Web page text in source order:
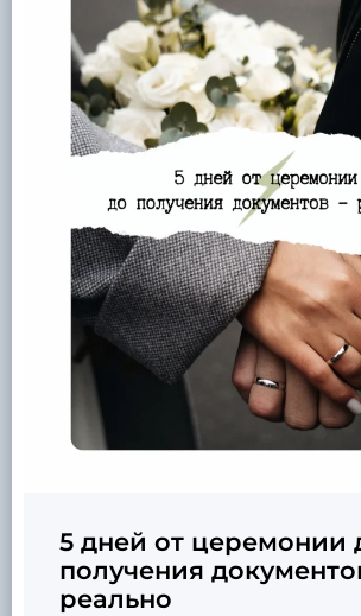
5 дней от церемонии
получения
реально